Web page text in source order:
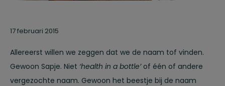
17 februari 2015
Allereerst willen we zeggen dat we de naam tof vinden.
Gewoon Sapje. Niet ‘health in a bottle’of één of andere
vergezochte naam. Gewoon het beestje bij de naam